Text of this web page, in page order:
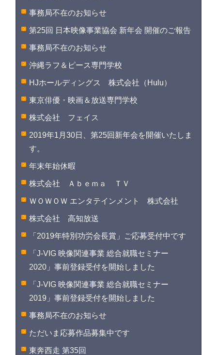
事務局不在のお知らせ
第25回 日本映像事業協会 新年会 開催のご報告
事務局不在のお知らせ
沖縄ラフ＆ピース専門学校
HJホールディングス 株式会社（Hulu）
東京俳優・映画＆放送専門学校
株式会社 フェイス
2019年1月30日、第25回新年会を開催いたしま
す。
年末年始休暇
株式会社 Ａｂｅｍａ ＴＶ
ＷＯＷＯＷ エンタテインメント 株式会社
株式会社 高知放送
「2019年特別功労会長賞」ご応募受付中です
「J-VIG 映像関連事業 総合就職セミナー
2020」事前登録受付を開始しました
「J-VIG 映像関連事業 総合就職セミナー
2019」事前登録受付を開始しました
事務局不在のお知らせ
ただいま応募作品募集中です
東奔西走 第35回